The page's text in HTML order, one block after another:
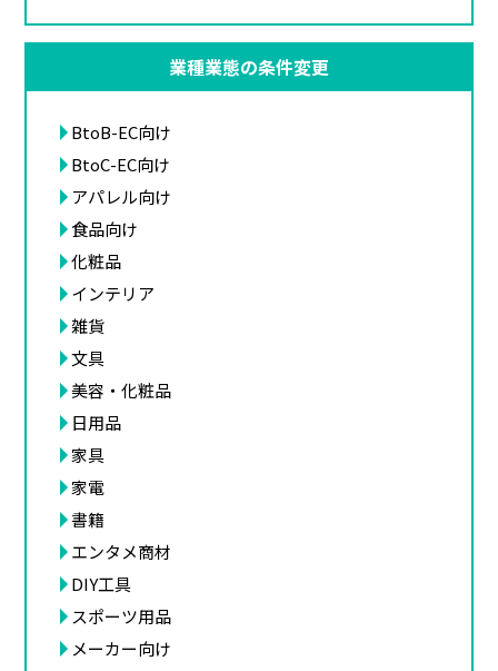
業種業態の条件変更
BtoB-EC向け
BtoC-EC向け
アパレル向け
食品向け
化粧品
インテリア
雑貨
文具
美容・化粧品
日用品
家具
家電
書籍
エンタメ商材
DIY工具
スポーツ用品
メーカー向け